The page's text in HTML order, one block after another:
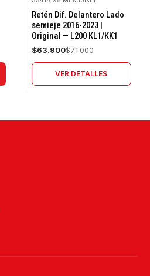
-10%
OFF
Agotado
Retén Dif. Delantero Lado
semieje 2016-2023 |
Original — L200 KL1/KK1
$63.900$71.000
VER DETALLES